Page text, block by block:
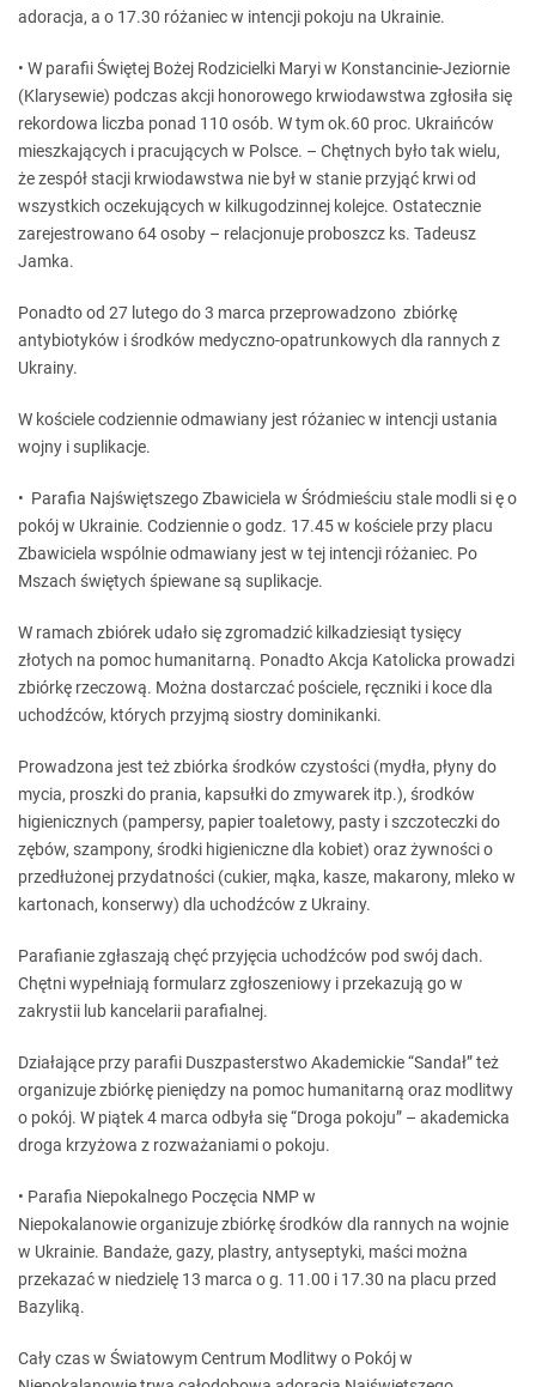
adoracja, a o 17.30 różaniec w intencji pokoju na Ukrainie.
• W parafii Świętej Bożej Rodzicielki Maryi w Konstancinie-Jeziornie
(Klarysewie) podczas akcji honorowego krwiodawstwa zgłosiła się
rekordowa liczba ponad 110 osób. W tym ok.60 proc. Ukraińców
mieszkających i pracujących w Polsce. – Chętnych było tak wielu,
że zespół stacji krwiodawstwa nie był w stanie przyjąć krwi od
wszystkich oczekujących w kilkugodzinnej kolejce. Ostatecznie
zarejestrowano 64 osoby – relacjonuje proboszcz ks. Tadeusz
Jamka.
Ponadto od 27 lutego do 3 marca przeprowadzono zbiórkę
antybiotyków i środków medyczno-opatrunkowych dla rannych z
Ukrainy.
W kościele codziennie odmawiany jest różaniec w intencji ustania
wojny i suplikacje.
• Parafia Najświętszego Zbawiciela w Śródmieściu stale modli si ę o
pokój w Ukrainie. Codziennie o godz. 17.45 w kościele przy placu
Zbawiciela wspólnie odmawiany jest w tej intencji różaniec. Po
Mszach świętych śpiewane są suplikacje.
W ramach zbiórek udało się zgromadzić kilkadziesiąt tysięcy
złotych na pomoc humanitarną. Ponadto Akcja Katolicka prowadzi
zbiórkę rzeczową. Można dostarczać pościele, ręczniki i koce dla
uchodźców, których przyjmą siostry dominikanki.
Prowadzona jest też zbiórka środków czystości (mydła, płyny do
mycia, proszki do prania, kapsułki do zmywarek itp.), środków
higienicznych (pampersy, papier toaletowy, pasty i szczoteczki do
zębów, szampony, środki higieniczne dla kobiet) oraz żywności o
przedłużonej przydatności (cukier, mąka, kasze, makarony, mleko w
kartonach, konserwy) dla uchodźców z Ukrainy.
Parafianie zgłaszają chęć przyjęcia uchodźców pod swój dach.
Chętni wypełniają formularz zgłoszeniowy i przekazują go w
zakrystii lub kancelarii parafialnej.
Działające przy parafii Duszpasterstwo Akademickie “Sandał” też
organizuje zbiórkę pieniędzy na pomoc humanitarną oraz modlitwy
o pokój. W piątek 4 marca odbyła się “Droga pokoju” – akademicka
droga krzyżowa z rozważaniami o pokoju.
• Parafia Niepokalnego Poczęcia NMP w
Niepokalanowie organizuje zbiórkę środków dla rannych na wojnie
w Ukrainie. Bandaże, gazy, plastry, antyseptyki, maści można
przekazać w niedzielę 13 marca o g. 11.00 i 17.30 na placu przed
Bazyliką.
Cały czas w Światowym Centrum Modlitwy o Pokój w